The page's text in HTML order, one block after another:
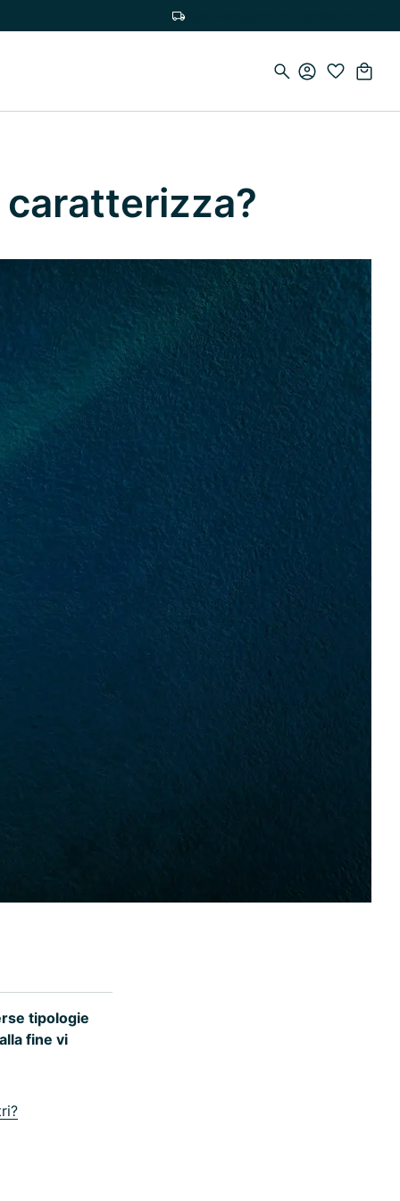
tipologie
fine vi